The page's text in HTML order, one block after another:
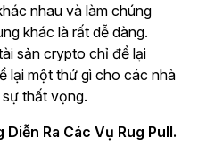
nhau và làm chúng
khác là rất dễ dàng.
sản crypto chỉ để lại
lại một thứ gì cho các nhà
thất vọng.
Diễn Ra Các Vụ Rug Pull.